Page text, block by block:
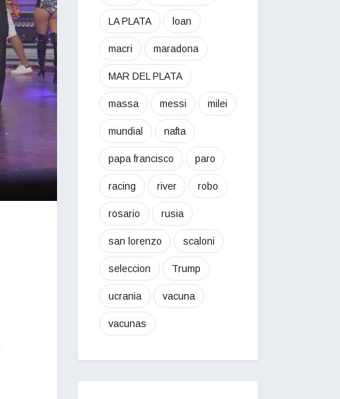
LA PLATA loan
macri maradona
MAR DEL PLATA
massa messi milei
mundial nafta
papa francisco paro
racing river robo
rosario rusia
san lorenzo scaloni
seleccion Trump
ucrania vacuna
vacunas